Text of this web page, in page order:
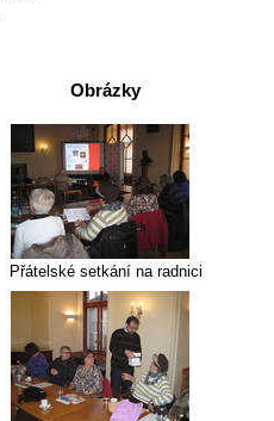
Obrázky
Přátelské setkání na radnici